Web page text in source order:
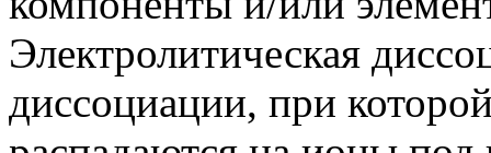
Электролитическая
диссоциации, при